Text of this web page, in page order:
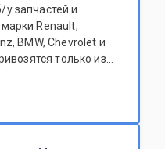
запчастей и
Renault,
BMW, Chevrolet и